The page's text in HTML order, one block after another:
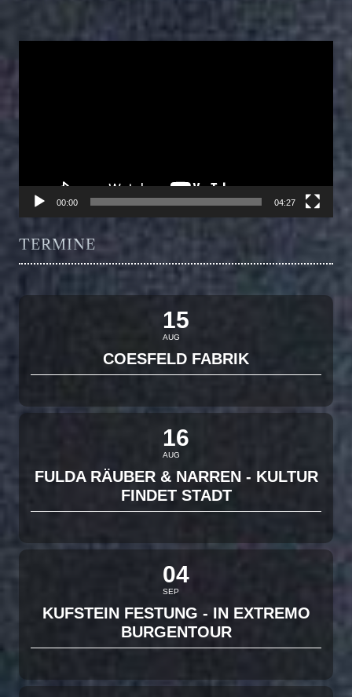
00:00 04:27
TERMINE
15
AUG
COESFELD FABRIK
16
AUG
FULDA RÄUBER & NARREN - KULTUR
FINDET STADT
04
SEP
KUFSTEIN FESTUNG - IN EXTREMO
BURGENTOUR